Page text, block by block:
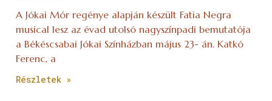
A Jókai Mór regénye alapján készült Fatia Negra
musical lesz az évad utolsó nagyszínpadi bemutatója
a Békéscsabai Jókai Színházban május 23- án. Katkó
Ferenc, a
Részletek »